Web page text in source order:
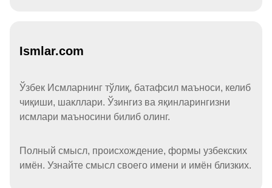
Ismlar.com
Ўзбек Исмларнинг тўлиқ, батафсил маъноси, келиб
чиқиши, шакллари. Ўзингиз ва яқинларингизни
исмлари маъносини билиб олинг.
Полный смысл, происхождение, формы узбекских
имён. Узнайте смысл своего имени и имён близких.